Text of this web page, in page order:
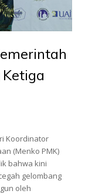
Koordinator
(Menko PMK)
bahwa kini
gelombang
oleh